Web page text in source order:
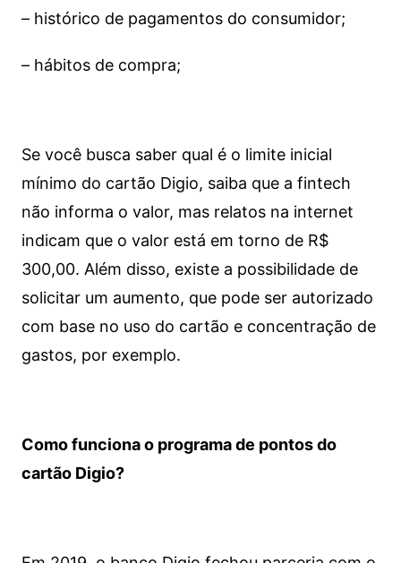
– histórico de pagamentos do consumidor;
– hábitos de compra;
Se você busca saber qual é o limite inicial
mínimo do cartão Digio, saiba que a fintech
não informa o valor, mas relatos na internet
indicam que o valor está em torno de R$
300,00. Além disso, existe a possibilidade de
solicitar um aumento, que pode ser autorizado
com base no uso do cartão e concentração de
gastos, por exemplo.
Como funciona o programa de pontos do
cartão Digio?